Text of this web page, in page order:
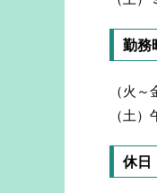
勤務
（火
（土
休日